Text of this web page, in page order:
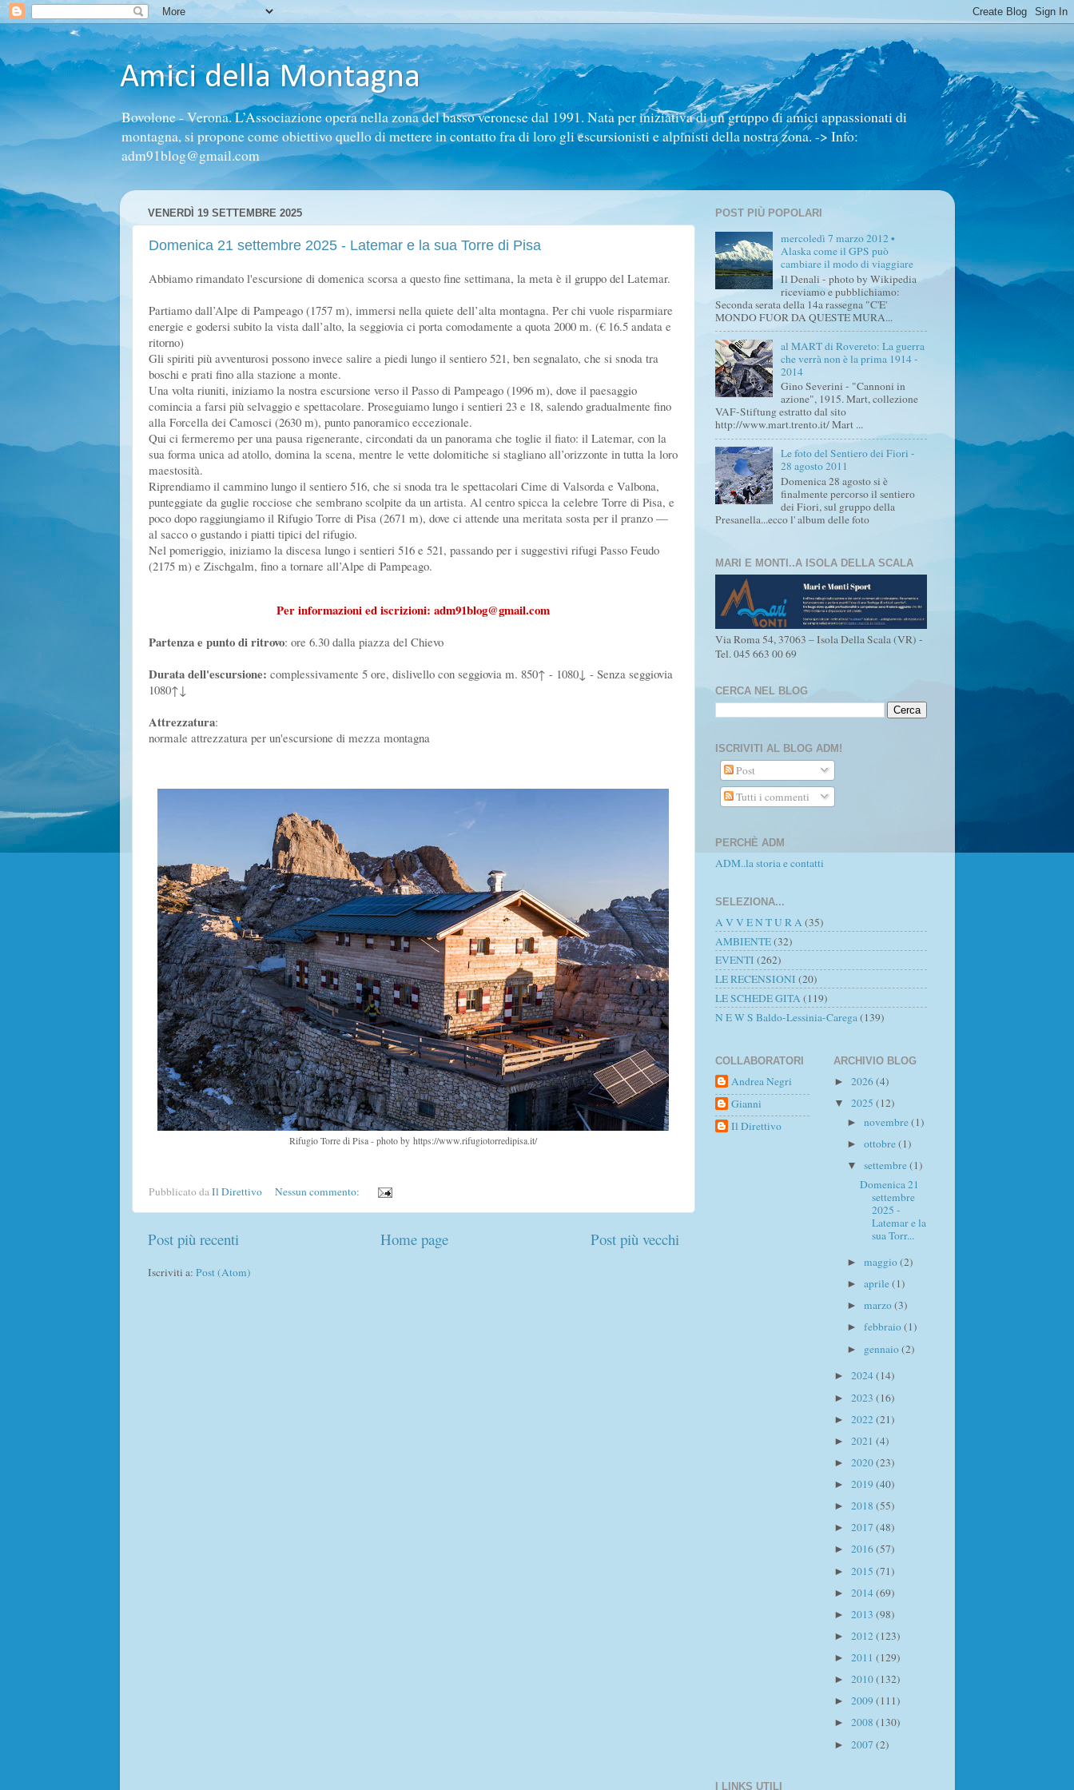
Amici della Montagna
Bovolone - Verona. L’Associazione opera nella zona del basso veronese dal 1991. Nata per iniziativa di un gruppo di amici appassionati di
montagna, si propone come obiettivo quello di mettere in contatto fra di loro gli escursionisti e alpinisti della nostra zona. -> Info:
adm91blog@gmail.com
VENERDÌ 19 SETTEMBRE 2025
Domenica 21 settembre 2025 - Latemar e la sua Torre di Pisa
Abbiamo rimandato l'escursione di domenica scorsa a questo fine settimana, la meta è il gruppo del Latemar.
Partiamo dall’Alpe di Pampeago (1757 m), immersi nella quiete dell’alta montagna. Per chi vuole risparmiare
energie e godersi subito la vista dall’alto, la seggiovia ci porta comodamente a quota 2000 m. (€ 16.5 andata e
ritorno)
Gli spiriti più avventurosi possono invece salire a piedi lungo il sentiero 521, ben segnalato, che si snoda tra
boschi e prati fino alla stazione a monte.
Una volta riuniti, iniziamo la nostra escursione verso il Passo di Pampeago (1996 m), dove il paesaggio
comincia a farsi più selvaggio e spettacolare. Proseguiamo lungo i sentieri 23 e 18, salendo gradualmente fino
alla Forcella dei Camosci (2630 m), punto panoramico eccezionale.
Qui ci fermeremo per una pausa rigenerante, circondati da un panorama che toglie il fiato: il Latemar, con la
sua forma unica ad atollo, domina la scena, mentre le vette dolomitiche si stagliano all’orizzonte in tutta la loro
maestosità.
Riprendiamo il cammino lungo il sentiero 516, che si snoda tra le spettacolari Cime di Valsorda e Valbona,
punteggiate da guglie rocciose che sembrano scolpite da un artista. Al centro spicca la celebre Torre di Pisa, e
poco dopo raggiungiamo il Rifugio Torre di Pisa (2671 m), dove ci attende una meritata sosta per il pranzo —
al sacco o gustando i piatti tipici del rifugio.
Nel pomeriggio, iniziamo la discesa lungo i sentieri 516 e 521, passando per i suggestivi rifugi Passo Feudo
(2175 m) e Zischgalm, fino a tornare all’Alpe di Pampeago.
Per informazioni ed iscrizioni: adm91blog@gmail.com
Partenza e punto di ritrovo: ore 6.30 dalla piazza del Chievo
Durata dell'escursione: complessivamente 5 ore, dislivello con seggiovia m. 850↑ - 1080↓ - Senza seggiovia
1080↑↓
Attrezzatura:
normale attrezzatura per un'escursione di mezza montagna
Rifugio Torre di Pisa - photo by https://www.rifugiotorredipisa.it/
Pubblicato daIl Direttivo Nessun commento:
Post più recenti Post più vecchi
Home page
Iscriviti a: Post (Atom)
POST PIÙ POPOLARI
mercoledì 7 marzo 2012 •
Alaska come il GPS può
cambiare il modo di viaggiare
Il Denali - photo by Wikipedia
riceviamo e pubblichiamo:
Seconda serata della 14a rassegna "C'E'
MONDO FUOR DA QUESTE MURA...
al MART di Rovereto: La guerra
che verrà non è la prima 1914 -
2014
Gino Severini - "Cannoni in
azione", 1915. Mart, collezione
VAF-Stiftung estratto dal sito
http://www.mart.trento.it/ Mart ...
Le foto del Sentiero dei Fiori -
28 agosto 2011
Domenica 28 agosto si è
finalmente percorso il sentiero
dei Fiori, sul gruppo della
Presanella...ecco l' album delle foto
MARI E MONTI..A ISOLA DELLA SCALA
Via Roma 54, 37063 – Isola Della Scala (VR) -
Tel. 045 663 00 69
CERCA NEL BLOG
ISCRIVITI AL BLOG ADM!
Post
Tutti i commenti
PERCHÈ ADM
ADM..la storia e contatti
SELEZIONA...
A V V E N T U R A (35)
AMBIENTE(32)
EVENTI (262)
LE RECENSIONI (20)
LE SCHEDE GITA (119)
N E W S Baldo-Lessinia-Carega (139)
COLLABORATORI
Andrea Negri
Gianni
Il Direttivo
ARCHIVIO BLOG
► 2026(4)
▼ 2025 (12)
► novembre(1)
► ottobre(1)
▼ settembre(1)
Domenica 21
settembre
2025 -
Latemar e la
sua Torr...
► maggio(2)
► aprile(1)
► marzo(3)
► febbraio(1)
► gennaio(2)
► 2024(14)
► 2023 (16)
► 2022 (21)
► 2021 (4)
► 2020(23)
► 2019 (40)
► 2018 (55)
► 2017 (48)
► 2016(57)
► 2015 (71)
► 2014(69)
► 2013 (98)
► 2012 (123)
► 2011 (129)
► 2010(132)
► 2009 (111)
► 2008 (130)
► 2007 (2)
I LINKS UTILI